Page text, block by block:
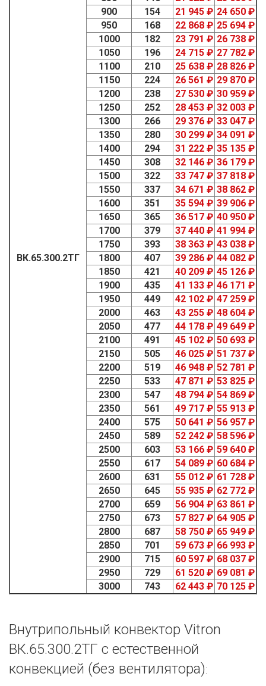
ВК.65.300.2ТГ
900
154 21 945 ₽ 24 650 ₽
950
168 22 868 ₽ 25 694 ₽
1000
182 23 791 ₽ 26 738 ₽
1050
196 24 715 ₽ 27 782 ₽
1100
210 25 638 ₽ 28 826 ₽
1150
224 26 561 ₽ 29 870 ₽
1200
238 27 530 ₽ 30 959 ₽
1250
252 28 453 ₽ 32 003 ₽
1300
266 29 376 ₽ 33 047 ₽
1350
280 30 299 ₽ 34 091 ₽
1400
294 31 222 ₽ 35 135 ₽
1450
308 32 146 ₽ 36 179 ₽
1500
322 33 747 ₽ 37 818 ₽
1550
337 34 671 ₽ 38 862 ₽
1600
351 35 594 ₽ 39 906 ₽
1650
365 36 517 ₽ 40 950 ₽
1700
379 37 440 ₽ 41 994 ₽
1750
393 38 363 ₽ 43 038 ₽
1800
407 39 286 ₽ 44 082 ₽
1850
421 40 209 ₽ 45 126 ₽
1900
435 41 133 ₽ 46 171 ₽
1950
449 42 102 ₽ 47 259 ₽
2000
463 43 255 ₽ 48 604 ₽
2050
477 44 178 ₽ 49 649 ₽
2100
491 45 102 ₽ 50 693 ₽
2150
505 46 025 ₽ 51 737 ₽
2200
519 46 948 ₽ 52 781 ₽
2250
533 47 871 ₽ 53 825 ₽
2300
547 48 794 ₽ 54 869 ₽
2350
561 49 717 ₽ 55 913 ₽
2400
575 50 641 ₽ 56 957 ₽
2450
589 52 242 ₽ 58 596 ₽
2500
603 53 166 ₽ 59 640 ₽
2550
617 54 089 ₽ 60 684 ₽
2600
631 55 012 ₽ 61 728 ₽
2650
645 55 935 ₽ 62 772 ₽
2700
659 56 904 ₽ 63 861 ₽
2750
673 57 827 ₽ 64 905 ₽
2800
687 58 750 ₽ 65 949 ₽
2850
701 59 673 ₽ 66 993 ₽
2900
715 60 597 ₽ 68 037 ₽
2950
729 61 520 ₽ 69 081 ₽
3000
743 62 443 ₽ 70 125 ₽
Внутрипольный конвектор Vitron
ВК.65.300.2ТГ с естественной
конвекцией (без вентилятора):